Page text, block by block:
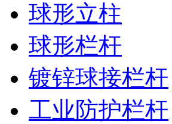
球形立柱
球形栏杆
镀锌球接栏杆
工业防护栏杆